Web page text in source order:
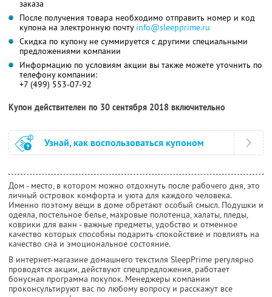
заказа
После получения товара необходимо отправить номер и код
купона на электронную почту info@sleepprime.ru
Скидка по купону не суммируется с другими специальными
предложениями компании
Информацию по условиям акции вы также можете уточнить по
телефону компании:
+7 (499) 553-07-92
Купон действителен по 30 сентября 2018 включительно
Узнай, как воспользоваться купоном
Дом - место, в котором можно отдохнуть после рабочего дня, это
личный островок комфорта и уюта для каждого человека.
Именно поэтому вещи в доме обретают особый смысл. Подушки и
одеяла, постельное белье, махровые полотенца, халаты, пледы,
коврики для ванн - важные предметы, удобство и отменное
качество которых способны подарить спокойствие и повлиять на
качество сна и эмоциональное состояние.
В интернет-магазине домашнего текстиля SleepPrime регулярно
проводятся акции, действуют спецпредложения, работает
бонусная программа покупок. Менеджеры компании
проконсультируют вас по любому вопросу и расскажут все